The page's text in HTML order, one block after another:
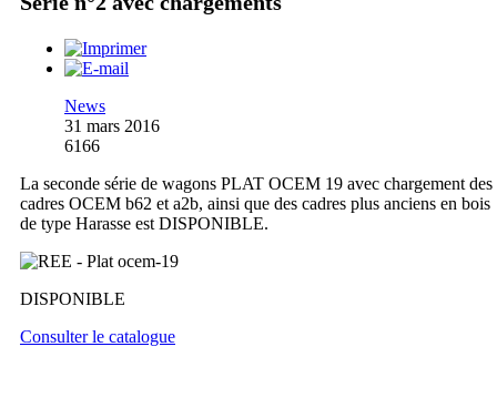
News
31 mars 2016
6166
La seconde série de wagons PLAT OCEM 19 avec chargement des
cadres OCEM b62 et a2b, ainsi que des cadres plus anciens en bois
de type Harasse est DISPONIBLE.
DISPONIBLE
Consulter le catalogue